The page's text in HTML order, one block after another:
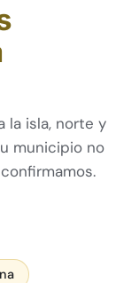
la isla, norte y
municipio no